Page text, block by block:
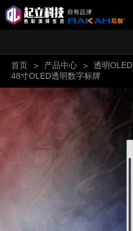
首页 > 产品中心 > 透明OLED
48寸OLED透明数字标牌